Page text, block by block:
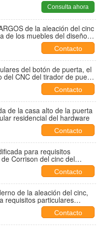
Consulta ahora
de la aleación del cinc
de los muebles del diseño
Contacto
del botón de puerta, el
CNC del tirador de puerta
Contacto
de la casa alto de la puerta
residencial del hardware
Contacto
para requisitos
Corrison del cinc del
largo de la aleación
Contacto
de la aleación del cinc,
requisitos particulares
tirador de puerta
Contacto